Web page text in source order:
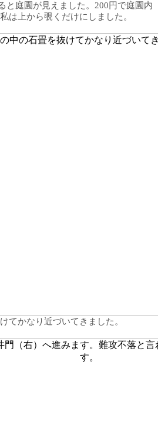
庭園が見えました。200円で庭園内
は上から覗くだけにしました。
てかなり近づいてきました。